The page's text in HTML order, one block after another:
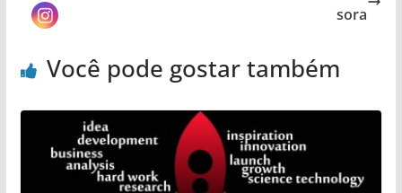
sora
Você pode gostar também